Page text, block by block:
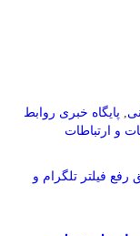
پایگاه خبری روابط
و ارتباطات